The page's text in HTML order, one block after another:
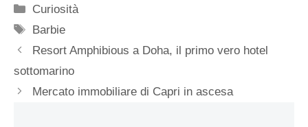
Categorie
Curiosità
Tag
Barbie
Resort Amphibious a Doha, il primo vero hotel
sottomarino
Mercato immobiliare di Capri in ascesa